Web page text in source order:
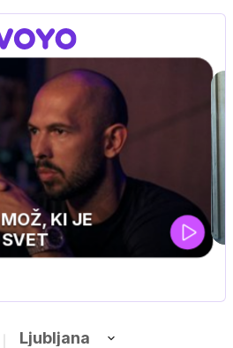
Ljubljana